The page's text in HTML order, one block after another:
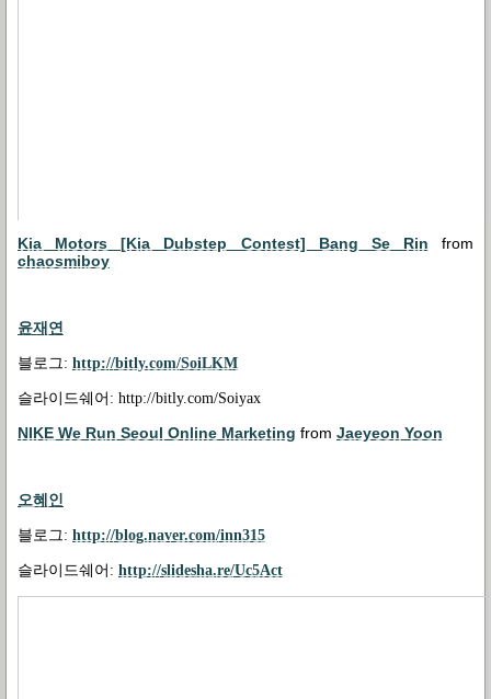
Kia Motors [Kia Dubstep Contest] Bang Se Rin
from
chaosmiboy
윤재연
블로그: http://bitly.com/SoiLKM
슬라이드쉐어 : http://bitly.com/Soiyax
NIKE We Run Seoul Online Marketing from Jaeyeon Yoon
오혜인
블로그: http://blog.naver.com/inn315
슬라이드쉐어: http://slidesha.re/Uc5Act